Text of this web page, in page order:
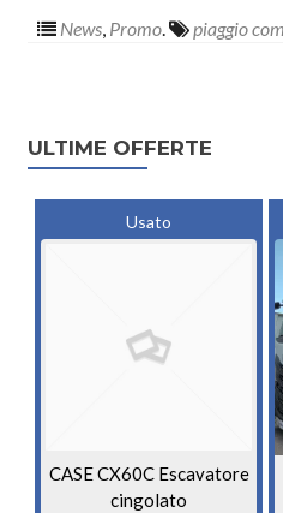
News Promo piaggio
ULTIME OFFERTE
Usato
CASE CX60C Escavatore
cingolato